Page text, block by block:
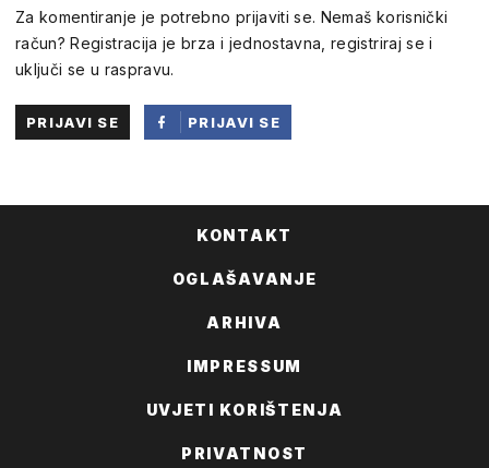
Za komentiranje je potrebno prijaviti se. Nemaš korisnički
račun? Registracija je brza i jednostavna, registriraj se i
uključi se u raspravu.
PRIJAVI SE
PRIJAVI SE
KONTAKT
OGLAŠAVANJE
ARHIVA
IMPRESSUM
UVJETI KORIŠTENJA
PRIVATNOST